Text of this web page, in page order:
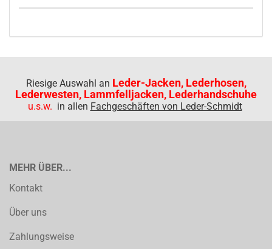
Riesige Auswahl an Leder-Jacken, Lederhosen,
Lederwesten, Lammfelljacken, Lederhandschuhe
u.s.w. in allen Fachgeschäften von Leder-Schmidt
MEHR ÜBER...
Kontakt
Über uns
Zahlungsweise